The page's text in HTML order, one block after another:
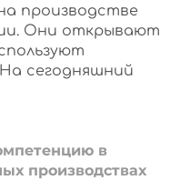
производстве
Они открывают
сегодняшний
в
производствах